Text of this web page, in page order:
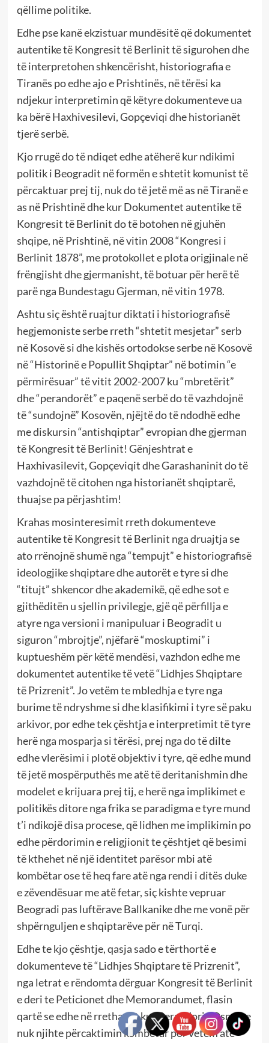
qëllime politike.
Edhe pse kanë ekzistuar mundësitë që dokumentet
autentike të Kongresit të Berlinit të sigurohen dhe
të interpretohen shkencërisht, historiografia e
Tiranës po edhe ajo e Prishtinës, në tërësi ka
ndjekur interpretimin që këtyre dokumenteve ua
ka bërë Haxhivesilevi, Gopçeviqi dhe historianët
tjerë serbë.
Kjo rrugë do të ndiqet edhe atëherë kur ndikimi
politik i Beogradit në formën e shtetit komunist të
përcaktuar prej tij, nuk do të jetë më as në Tiranë e
as në Prishtinë dhe kur Dokumentet autentike të
Kongresit të Berlinit do të botohen në gjuhën
shqipe, në Prishtinë, në vitin 2008 “Kongresi i
Berlinit 1878”, me protokollet e plota origjinale në
frëngjisht dhe gjermanisht, të botuar për herë të
parë nga Bundestagu Gjerman, në vitin 1978.
Ashtu siç është ruajtur diktati i historiografisë
hegjemoniste serbe rreth “shtetit mesjetar” serb
në Kosovë si dhe kishës ortodokse serbe në Kosovë
në “Historinë e Popullit Shqiptar” në botimin “e
përmirësuar” të vitit 2002-2007 ku “mbretërit”
dhe “perandorët” e paqenë serbë do të vazhdojnë
të “sundojnë” Kosovën, njëjtë do të ndodhë edhe
me diskursin “antishqiptar” evropian dhe gjerman
të Kongresit të Berlinit! Gënjeshtrat e
Haxhivasilevit, Gopçeviqit dhe Garashaninit do të
vazhdojnë të citohen nga historianët shqiptarë,
thuajse pa përjashtim!
Krahas mosinteresimit rreth dokumenteve
autentike të Kongresit të Berlinit nga druajtja se
ato rrënojnë shumë nga “tempujt” e historiografisë
ideologjike shqiptare dhe autorët e tyre si dhe
“titujt” shkencor dhe akademikë, që edhe sot e
gjithëditën u sjellin privilegje, gjë që përfillja e
atyre nga versioni i manipuluar i Beogradit u
siguron “mbrojtje”, njëfarë “moskuptimi” i
kuptueshëm për këtë mendësi, vazhdon edhe me
dokumentet autentike të vetë “Lidhjes Shqiptare
të Prizrenit”. Jo vetëm te mbledhja e tyre nga
burime të ndryshme si dhe klasifikimi i tyre së paku
arkivor, por edhe tek çështja e interpretimit të tyre
herë nga mosparja si tërësi, prej nga do të dilte
edhe vlerësimi i plotë objektiv i tyre, që edhe mund
të jetë mospërputhës me atë të deritanishmin dhe
modelet e krijuara prej tij, e herë nga implikimet e
politikës ditore nga frika se paradigma e tyre mund
t’i ndikojë disa procese, që lidhen me implikimin po
edhe përdorimin e religjionit te çështjet që besimi
të kthehet në një identitet parësor mbi atë
kombëtar ose të heq fare atë nga rendi i ditës duke
e zëvendësuar me atë fetar, siç kishte vepruar
Beogradi pas luftërave Ballkanike dhe me vonë për
shpërnguljen e shqiptarëve për në Turqi.
Edhe te kjo çështje, qasja sado e tërthortë e
dokumenteve të “Lidhjes Shqiptare të Prizrenit”,
nga letrat e rëndomta dërguar Kongresit të Berlinit
e deri te Peticionet dhe Memorandumet, flasin
qartë se edhe në rrethanat kur Perandoria Osmane
nuk njihte përcaktimin kombëtar por vetëm atë